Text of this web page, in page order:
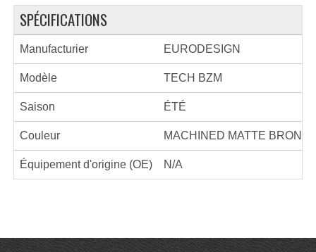
SPÉCIFICATIONS
Manufacturier EURODESIGN
Modèle TECH BZM
Saison ÉTÉ
Couleur MACHINED MATTE BRONZE
Équipement d'origine (OE) N/A